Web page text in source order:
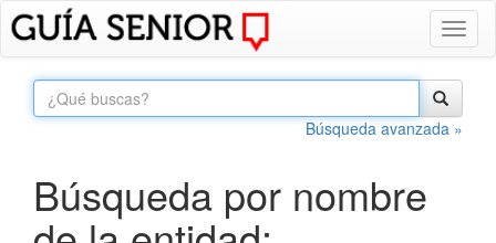
Búsqueda avanzada »
Búsqueda por nombre